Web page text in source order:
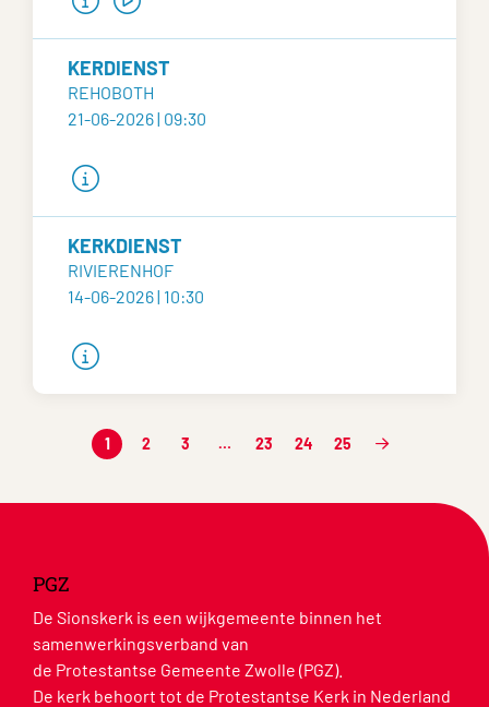
KERDIENST
REHOBOTH
21-06-2026 | 09:30
KERKDIENST
RIVIERENHOF
14-06-2026 | 10:30
1 2 3 … 23 24 25
PGZ
De Sionskerk is een wijkgemeente binnen het
samenwerkingsverband van
de Protestantse Gemeente Zwolle (PGZ).
De kerk behoort tot de Protestantse Kerk in Nederland